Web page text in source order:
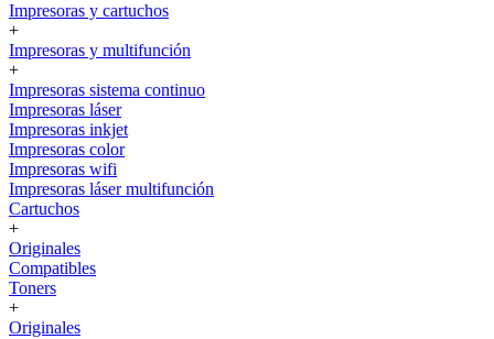
Impresoras y cartuchos
+
Impresoras y multifunción
+
Impresoras sistema continuo
Impresoras láser
Impresoras inkjet
Impresoras color
Impresoras wifi
Impresoras láser multifunción
Cartuchos
+
Originales
Compatibles
Toners
+
Originales